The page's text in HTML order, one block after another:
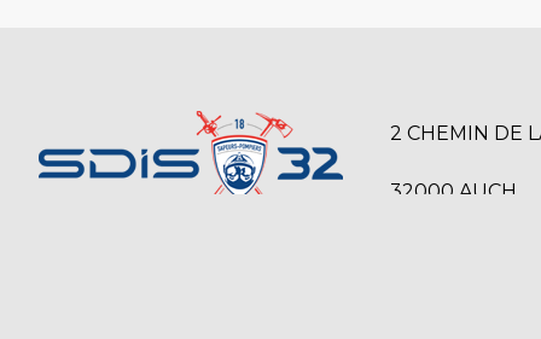
2 CHEMIN DE
32000 AUCH